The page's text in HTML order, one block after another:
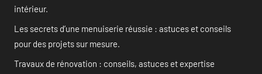
intérieur.
Les secrets d’une menuiserie réussie : astuces et conseils
pour des projets sur mesure.
Travaux de rénovation : conseils, astuces et expertise